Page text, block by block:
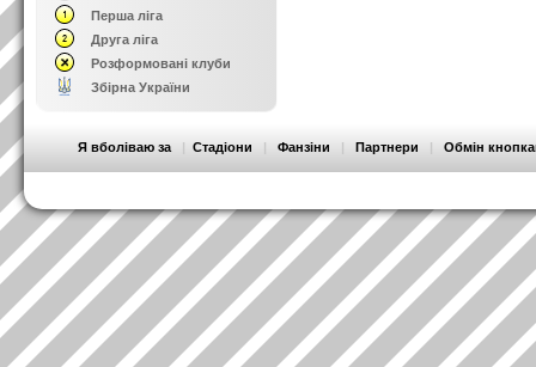
Перша ліга
Друга ліга
Розформовані клуби
Збірна України
Я вболіваю за | Стадіони | Фанзіни | Партнери | Обмін